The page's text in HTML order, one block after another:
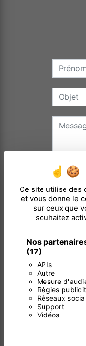
Ce site utilise des
et vous donne le
sur ceux que
souhaitez
Nos
(17)
APIs
Autre
Mesure
Régies
Réseaux
Support
Vidéos
En
** Les
répondre
pouvez
prise de